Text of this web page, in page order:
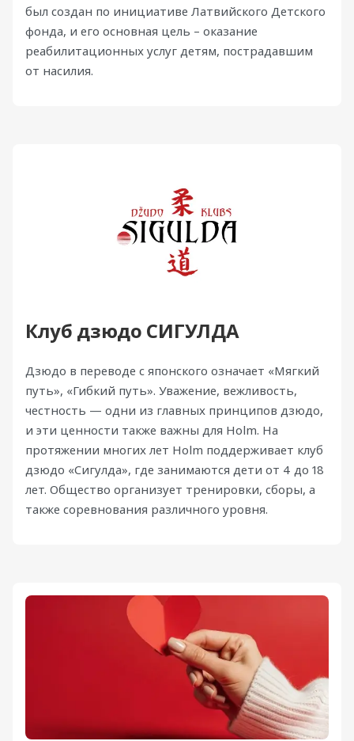
был создан по инициативе Латвийского Детского
фонда, и его основная цель – оказание
реабилитационных услуг детям, пострадавшим
от насилия.
Клуб дзюдо СИГУЛДА
Дзюдо в переводе с японского означает «Мягкий
путь», «Гибкий путь». Уважение, вежливость,
честность — одни из главных принципов дзюдо,
и эти ценности также важны для Holm. На
протяжении многих лет Holm поддерживает клуб
дзюдо «Сигулда», где занимаются дети от 4 до 18
лет. Общество организует тренировки, сборы, а
также соревнования различного уровня.